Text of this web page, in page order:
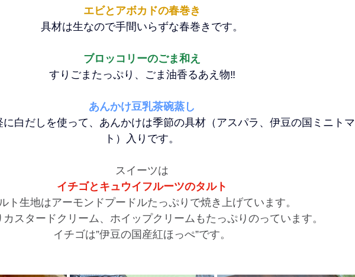
エビとアボカドの春巻き
具材は生なので手間いらずな春巻きです。
ブロッコリーのごま和え
すりごまたっぷり、ごま油香るあえ物‼
あんかけ豆乳茶碗蒸し
に白だしを使って、あんかけは季節の具材（アスパラ、伊豆の国ミニトマ
ト）入りです。
スイーツは
イチゴとキュウイフルーツのタルト
ト生地はアーモンドプードルたっぷりで焼き上げています。
カスタードクリーム、ホイップクリームもたっぷりのっています。
イチゴは”伊豆の国産紅ほっぺ”です。